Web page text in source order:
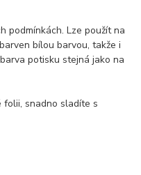
podmínkách. Lze použít na
bílou barvou, takže i
potisku stejná jako na
folii, snadno sladíte s